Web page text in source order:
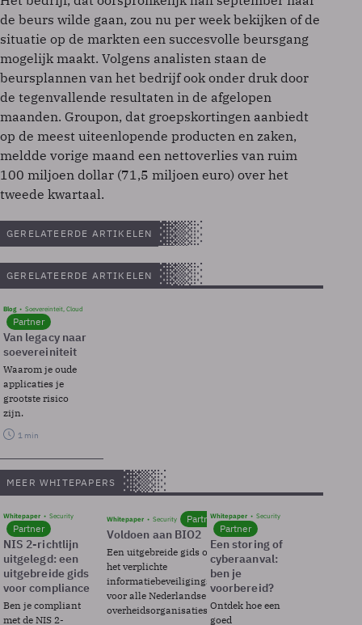
de beurs wilde gaan, zou nu per week bekijken of de
situatie op de markten een succesvolle beursgang
mogelijk maakt. Volgens analisten staan de
beursplannen van het bedrijf ook onder druk door
de tegenvallende resultaten in de afgelopen
maanden. Groupon, dat groepskortingen aanbiedt
op de meest uiteenlopende producten en zaken,
meldde vorige maand een nettoverlies van ruim
100 miljoen dollar (71,5 miljoen euro) over het
tweede kwartaal.
GERELATEERDE ARTIKELEN
GERELATEERDE ARTIKELEN
Blog Soevereinteit, Cloud
Partner
Van legacy naar
soevereiniteit
Waarom je oude
applicaties je
grootste risico
zijn.
1 min
MEER WHITEPAPERS
Whitepaper Security
Partner
NIS 2-richtlijn
uitgelegd: een
uitgebreide gids
voor compliance
Ben je compliant
met de NIS 2-
Whitepaper Security Partner
Voldoen aan BIO2
Een uitgebreide gids over BIO2,
het verplichte
informatiebeveiligingsframework
voor alle Nederlandse
overheidsorganisaties.
Whitepaper Security
Partner
Een storing of
cyberaanval:
ben je
voorbereid?
Ontdek hoe een
goed